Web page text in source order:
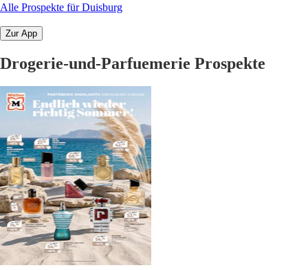
Alle Prospekte für Duisburg
Zur App
Drogerie-und-Parfuemerie Prospekte